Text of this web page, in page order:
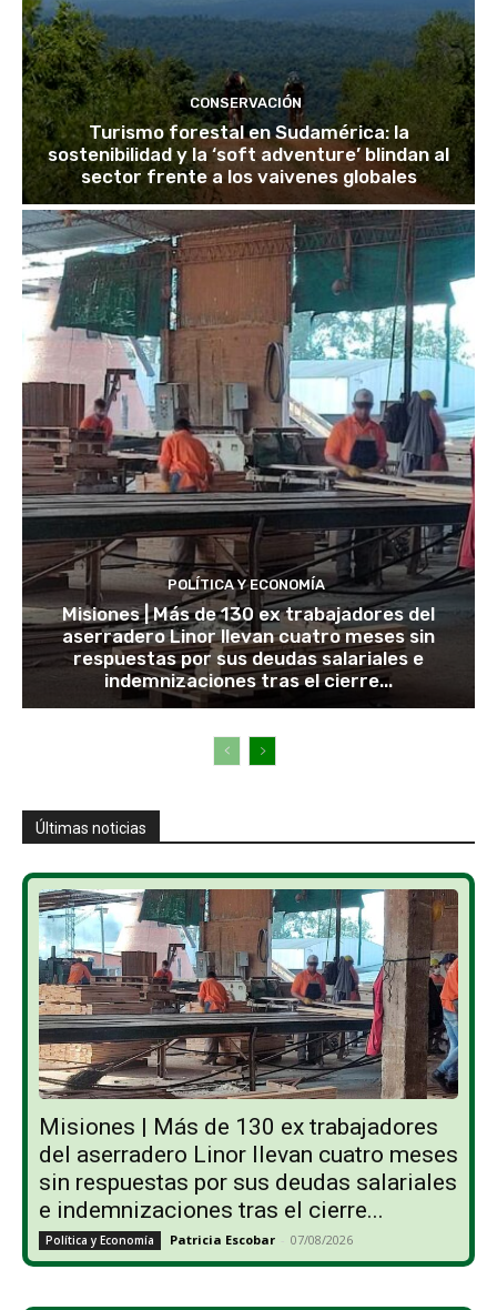
CONSERVACIÓN
Turismo forestal en Sudamérica: la
sostenibilidad y la ‘soft adventure’ blindan al
sector frente a los vaivenes globales
POLÍTICA Y ECONOMÍA
Misiones | Más de 130 ex trabajadores del
aserradero Linor llevan cuatro meses sin
respuestas por sus deudas salariales e
indemnizaciones tras el cierre...
Últimas noticias
Misiones | Más de 130 ex trabajadores
del aserradero Linor llevan cuatro meses
sin respuestas por sus deudas salariales
e indemnizaciones tras el cierre...
Política y Economía Patricia Escobar - 07/08/2026